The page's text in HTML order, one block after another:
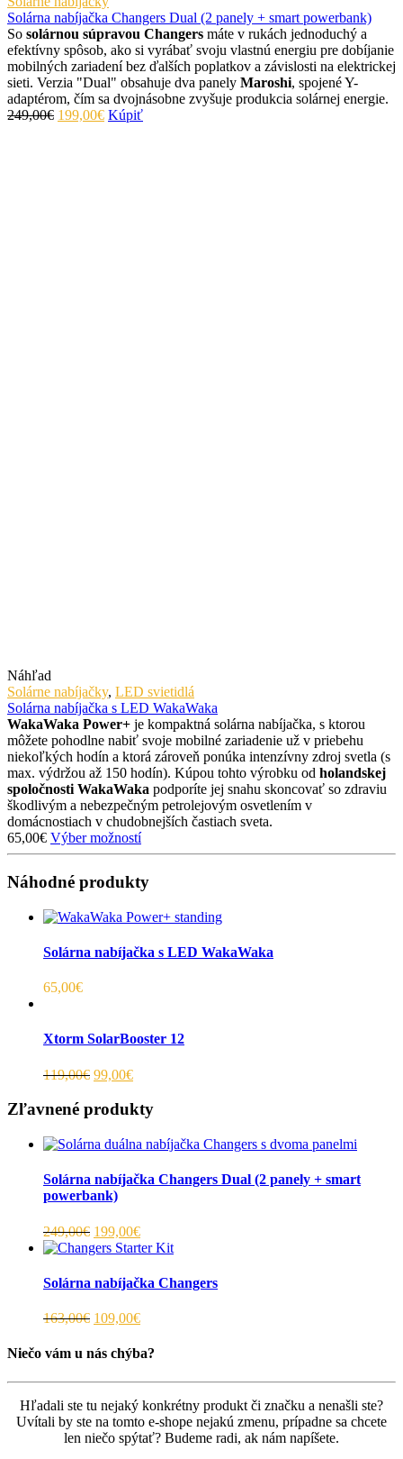
Solárna nabíjačka Changers Dual (2 panely + smart powerbank)
So solárnou súpravou Changers máte v rukách jednoduchý a
efektívny spôsob, ako si vyrábať svoju vlastnú energiu pre dobíjanie
mobilných zariadení bez ďalších poplatkov a závislosti na elektrickej
sieti. Verzia "Dual" obsahuje dva panely Maroshi, spojené Y-
adaptérom, čím sa dvojnásobne zvyšuje produkcia solárnej energie.
249,00€ 199,00€ Kúpiť
Náhľad
Solárne nabíjačky, LED svietidlá
Solárna nabíjačka s LED WakaWaka
WakaWaka Power+ je kompaktná solárna nabíjačka, s ktorou
môžete pohodlne nabiť svoje mobilné zariadenie už v priebehu
niekoľkých hodín a ktorá zároveň ponúka intenzívny zdroj svetla (s
max. výdržou až 150 hodín). Kúpou tohto výrobku od holandskej
spoločnosti WakaWaka podporíte jej snahu skoncovať so zdraviu
škodlivým a nebezpečným petrolejovým osvetlením v
domácnostiach v chudobnejších častiach sveta.
65,00€ Výber možností
Náhodné produkty
Solárna nabíjačka s LED WakaWaka
65,00€
Xtorm SolarBooster 12
119,00€ 99,00€
Zľavnené produkty
Solárna nabíjačka Changers Dual (2 panely + smart
powerbank)
249,00€ 199,00€
Solárna nabíjačka Changers
163,00€ 109,00€
Niečo vám u nás chýba?
Hľadali ste tu nejaký konkrétny produkt či značku a nenašli ste?
Uvítali by ste na tomto e-shope nejakú zmenu, prípadne sa chcete
len niečo spýtať? Budeme radi, ak nám napíšete.